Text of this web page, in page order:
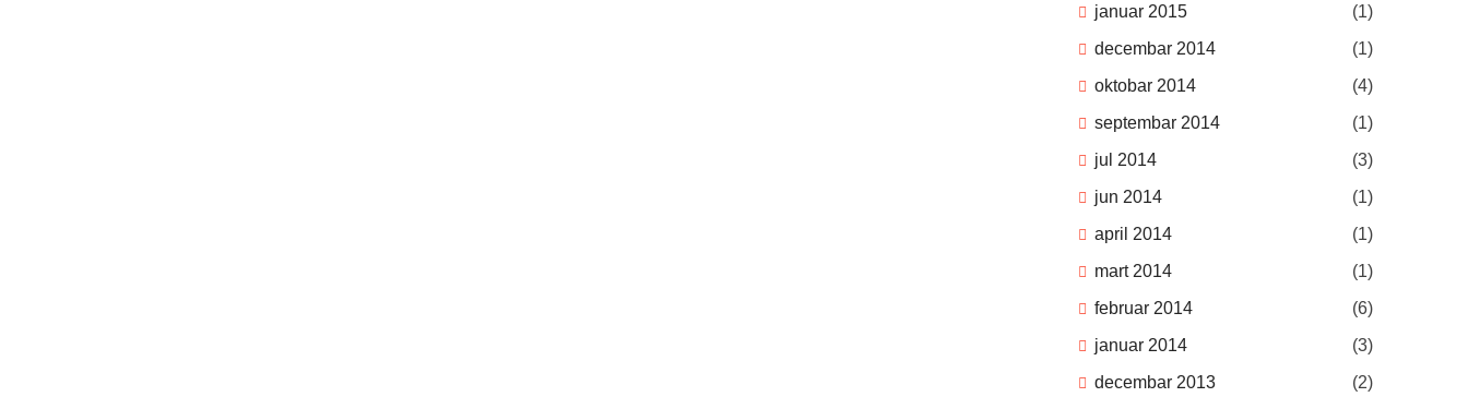
januar 2015
(1)
decembar 2014
(1)
oktobar 2014
(4)
septembar 2014
(1)
jul 2014
(3)
jun 2014
(1)
april 2014
(1)
mart 2014
(1)
februar 2014
(6)
januar 2014
(3)
decembar 2013
(2)